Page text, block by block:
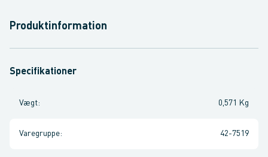
Produktinformation
Specifikationer
Vægt: 0,571 Kg
Varegruppe: 42-7519